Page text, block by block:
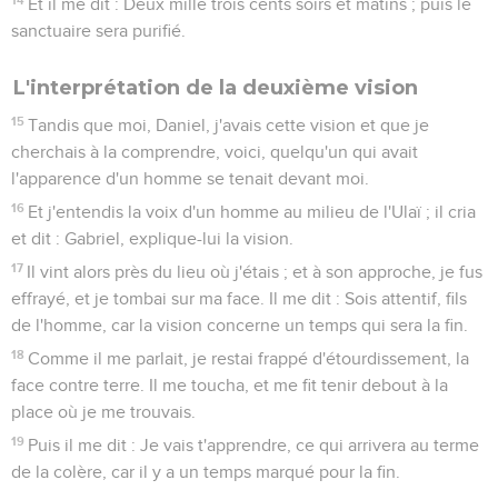
Et il me dit : Deux mille trois cents soirs et matins ; puis le
sanctuaire sera purifié.
L'interprétation de la deuxième vision
15 Tandis que moi, Daniel, j'avais cette vision et que je
cherchais à la comprendre, voici, quelqu'un qui avait
l'apparence d'un homme se tenait devant moi.
16 Et j'entendis la voix d'un homme au milieu de l'Ulaï ; il cria
et dit : Gabriel, explique-lui la vision.
17 Il vint alors près du lieu où j'étais ; et à son approche, je fus
effrayé, et je tombai sur ma face. Il me dit : Sois attentif, fils
de l'homme, car la vision concerne un temps qui sera la fin.
18 Comme il me parlait, je restai frappé d'étourdissement, la
face contre terre. Il me toucha, et me fit tenir debout à la
place où je me trouvais.
19 Puis il me dit : Je vais t'apprendre, ce qui arrivera au terme
de la colère, car il y a un temps marqué pour la fin.